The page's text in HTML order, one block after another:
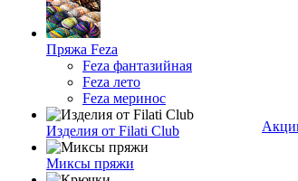
Пряжа Feza
Feza фантазийная
Feza лето
Feza меринос
Изделия от Filati Club
Миксы пряжи